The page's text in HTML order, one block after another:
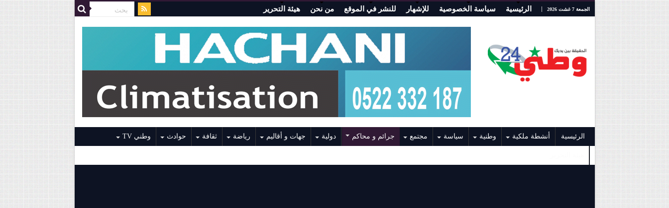
الجمعة 7 غشت 2026 الرئيسية سياسة الخصوصية للإشهار للنشر في الموقع من نحن هيئة التحرير
الرئيسية أنشطة ملكية وطنية سياسة مجتمع جرائم و محاكم دولية جهات و أقاليم رياضة ثقافة حوادث وطني TV